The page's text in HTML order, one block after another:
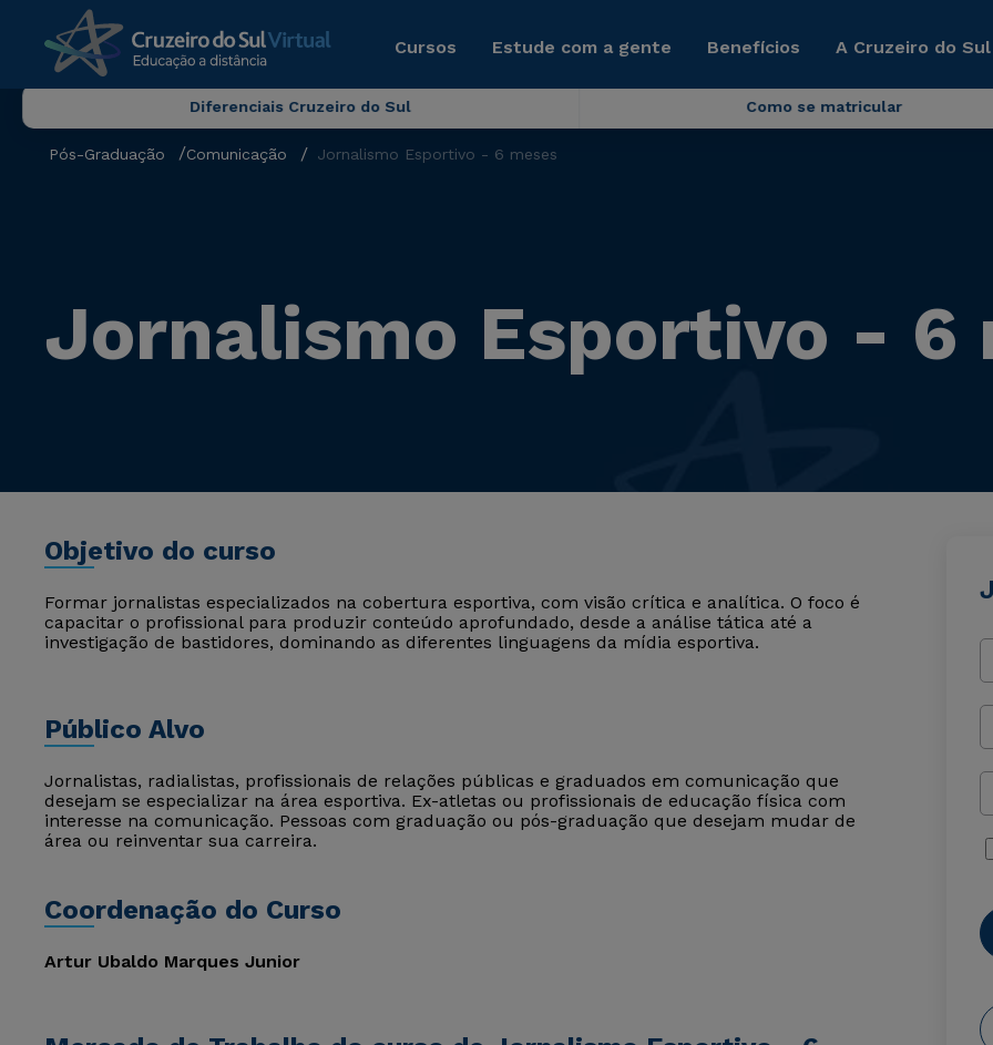
Cursos Estude com a gente Benefícios A Cruzeiro do
Diferenciais Cruzeiro do Sul Como se matricular
Pós-Graduação Comunicação Jornalismo Esportivo - 6 meses
Jornalismo Esportivo - 6
Objetivo do curso
Formar jornalistas especializados na cobertura esportiva, com visão crítica e analítica. O foco é
capacitar o profissional para produzir conteúdo aprofundado, desde a análise tática até a
investigação de bastidores, dominando as diferentes linguagens da mídia esportiva.
Público Alvo
Jornalistas, radialistas, profissionais de relações públicas e graduados em comunicação que
desejam se especializar na área esportiva. Ex-atletas ou profissionais de educação física com
interesse na comunicação. Pessoas com graduação ou pós-graduação que desejam mudar de
área ou reinventar sua carreira.
Coordenação do Curso
Artur Ubaldo Marques Junior